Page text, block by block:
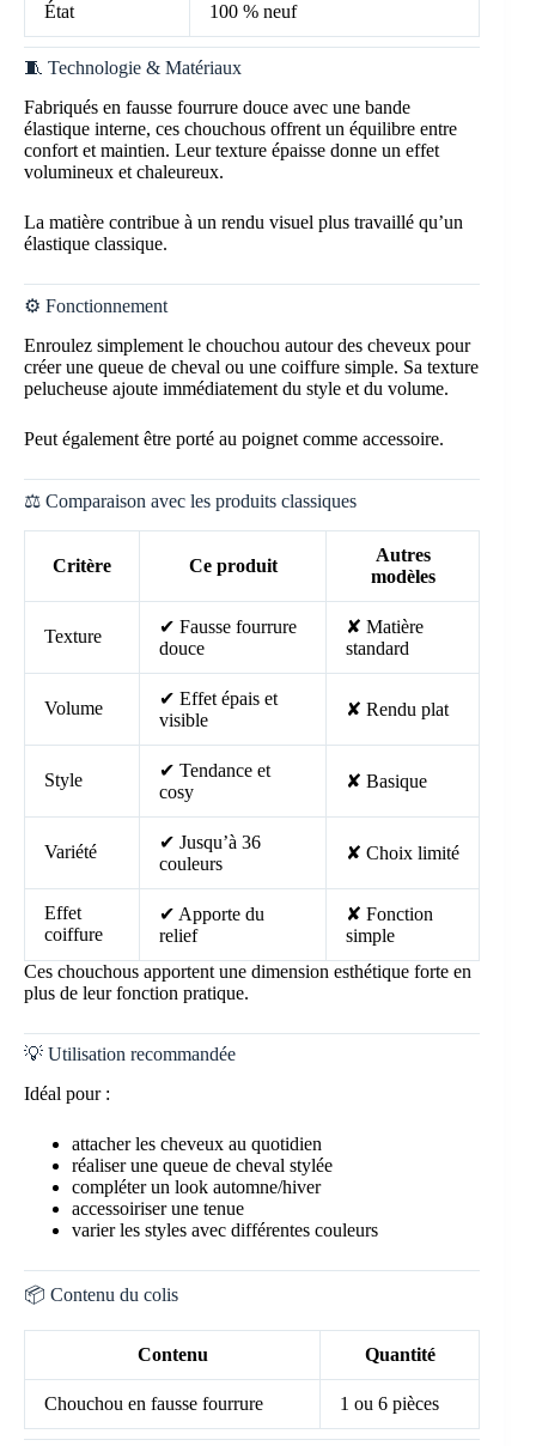
État 100 % neuf
🧵 Technologie & Matériaux
Fabriqués en fausse fourrure douce avec une bande
élastique interne, ces chouchous offrent un équilibre entre
confort et maintien. Leur texture épaisse donne un effet
volumineux et chaleureux.
La matière contribue à un rendu visuel plus travaillé qu’un
élastique classique.
⚙️ Fonctionnement
Enroulez simplement le chouchou autour des cheveux pour
créer une queue de cheval ou une coiffure simple. Sa texture
pelucheuse ajoute immédiatement du style et du volume.
Peut également être porté au poignet comme accessoire.
⚖️ Comparaison avec les produits classiques
Critère Ce produit
Autres
modèles
Texture
✔ Fausse fourrure
douce
✘ Matière
standard
Volume
✔ Effet épais et
visible
✘ Rendu plat
Style
✔ Tendance et
cosy
✘ Basique
Variété
✔ Jusqu’à 36
couleurs
✘ Choix limité
Effet
coiffure
✔ Apporte du
relief
✘ Fonction
simple
Ces chouchous apportent une dimension esthétique forte en
plus de leur fonction pratique.
💡 Utilisation recommandée
Idéal pour :
attacher les cheveux au quotidien
réaliser une queue de cheval stylée
compléter un look automne/hiver
accessoiriser une tenue
varier les styles avec différentes couleurs
📦 Contenu du colis
Contenu Quantité
Chouchou en fausse fourrure 1 ou 6 pièces